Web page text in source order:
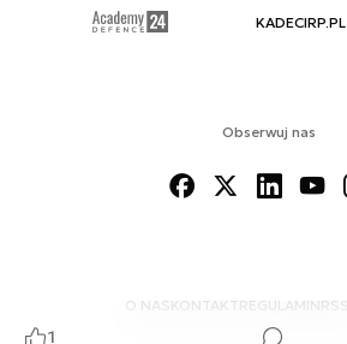
1
Obserwuj nas
O NAS KONTAKTREGULAMINRSS
KADECIRP.PL